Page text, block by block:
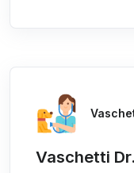
Vaschetti